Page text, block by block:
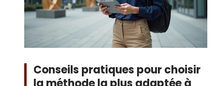
Conseils pratiques pour choisir